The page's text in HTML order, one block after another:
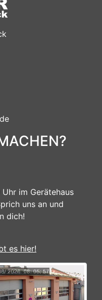
im Gerätehaus
uns an und
dich!
es hier!